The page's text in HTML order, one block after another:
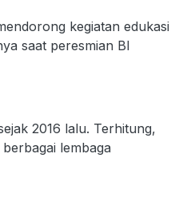
kegiatan edukasi
saat peresmian BI
2016 lalu. Terhitung,
lembaga